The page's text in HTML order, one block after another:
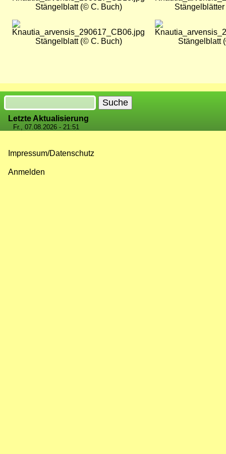
Stängelblatt (© C. Buch)
Bild
Stängelblatt (© C. Buch)
Bild
Stängelblatt
Suche
Letzte Aktualisierung
Fr., 07.08.2026 - 21:51
Impressum/Datenschutz
Anmelden